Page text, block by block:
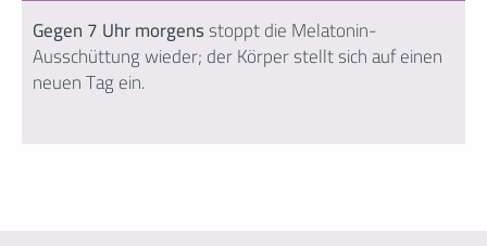
Gegen 7 Uhr morgensstoppt die Melatonin-
Ausschüttung wieder; der Körper stellt sich auf einen
neuen Tag ein.